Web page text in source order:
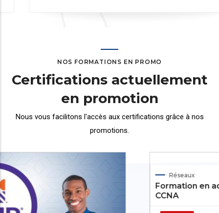
NOS FORMATIONS EN PROMO
Certifications actuellement
en promotion
Nous vous facilitons l'accès aux certifications grâce à nos
promotions.
Galerie
Formation en administration Réseaux Cisco
CCNA